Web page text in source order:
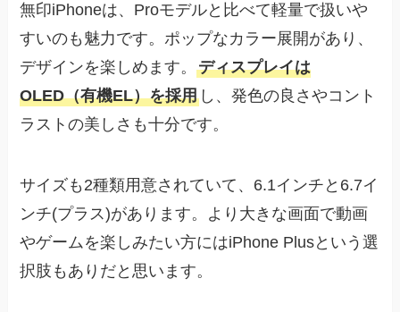
無印iPhoneは、Proモデルと比べて軽量で扱いや
すいのも魅力です。ポップなカラー展開があり、
デザインを楽しめます。ディスプレイは
OLED（有機EL）を採用 し、発色の良さやコント
ラストの美しさも十分です。
サイズも2種類用意されていて、6.1インチと6.7イ
ンチ(プラス)があります。より大きな画面で動画
やゲームを楽しみたい方にはiPhone Plusという選
択肢もありだと思います。